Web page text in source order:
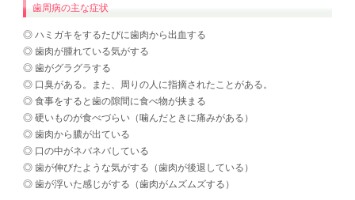
歯周病の主な症状
◎ ハミガキをするたびに歯肉から出血する
◎ 歯肉が腫れている気がする
◎ 歯がグラグラする
◎ 口臭がある。また、周りの人に指摘されたことがある。
◎ 食事をすると歯の隙間に食べ物が挟まる
◎ 硬いものが食べづらい（噛んだときに痛みがある）
◎ 歯肉から膿が出ている
◎ 口の中がネバネバしている
◎ 歯が伸びたような気がする（歯肉が後退している）
◎ 歯が浮いた感じがする（歯肉がムズムズする）